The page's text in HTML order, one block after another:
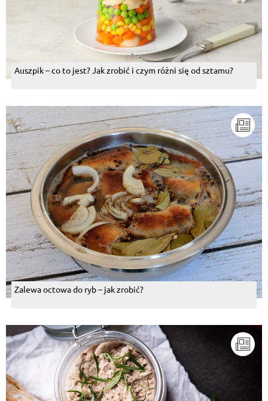
Auszpik – co to jest? Jak zrobić i czym różni się od sztamu?
Zalewa octowa do ryb – jak zrobić?